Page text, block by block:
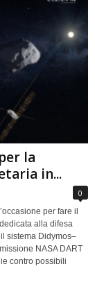
la
in...
0
per fare il
alla difesa
sistema Didymos–
NASA DART
contro possibili